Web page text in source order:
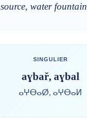
source, water fountain
SINGULIER
aɣbař, aɣbal
ⴰⵖⴱⴰⵁ, ⴰⵖⴱⴰⵍ